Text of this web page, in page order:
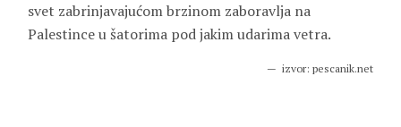
svet zabrinjavajućom brzinom zaboravlja na
Palestince u šatorima pod jakim udarima vetra.
izvor: pescanik.net